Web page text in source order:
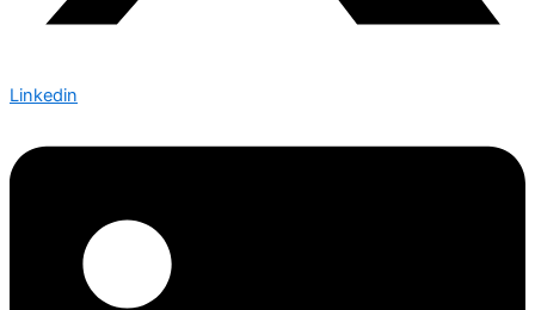
Linkedin